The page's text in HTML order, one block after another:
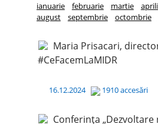
ianuarie februarie martie
august
septembrie octombrie
Maria Prisacari,
#CeFacemLaMIDR
16.12.2024 1910 accesări
Conferința